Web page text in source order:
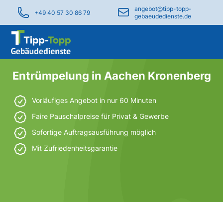
+49 40 57 30 86 79
angebot@tipp-topp-
gebaeudedienste.de
Entrümpelung in Aachen Kronenberg
Vorläufiges Angebot in nur 60 Minuten
Faire Pauschalpreise für Privat & Gewerbe
Sofortige Auftragsausführung möglich
Mit Zufriedenheitsgarantie